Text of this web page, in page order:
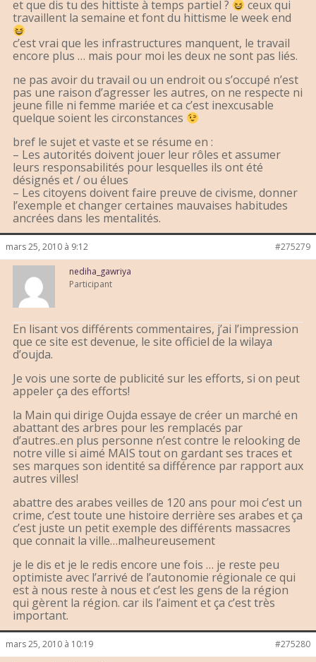
et que dis tu des hittiste à temps partiel ?
ceux qui
travaillent la semaine et font du hittisme le week end
c’est vrai que les infrastructures manquent, le travail
encore plus … mais pour moi les deux ne sont pas liés.
ne pas avoir du travail ou un endroit ou s’occupé n’est
pas une raison d’agresser les autres, on ne respecte ni
jeune fille ni femme mariée et ca c’est inexcusable
quelque soient les circonstances
bref le sujet et vaste et se résume en :
– Les autorités doivent jouer leur rôles et assumer
leurs responsabilités pour lesquelles ils ont été
désignés et / ou élues
– Les citoyens doivent faire preuve de civisme, donner
l’exemple et changer certaines mauvaises habitudes
ancrées dans les mentalités.
mars 25, 2010 à 9:12 #275279
nediha_gawriya
Participant
En lisant vos différents commentaires, j’ai l’impression
que ce site est devenue, le site officiel de la wilaya
d’oujda.
Je vois une sorte de publicité sur les efforts, si on peut
appeler ça des efforts!
la Main qui dirige Oujda essaye de créer un marché en
abattant des arbres pour les remplacés par
d’autres..en plus personne n’est contre le relooking de
notre ville si aimé MAIS tout on gardant ses traces et
ses marques son identité sa différence par rapport aux
autres villes!
abattre des arabes veilles de 120 ans pour moi c’est un
crime, c’est toute une histoire derrière ses arabes et ça
c’est juste un petit exemple des différents massacres
que connait la ville…malheureusement
je le dis et je le redis encore une fois … je reste peu
optimiste avec l’arrivé de l’autonomie régionale ce qui
est à nous reste à nous et c’est les gens de la région
qui gèrent la région. car ils l’aiment et ça c’est très
important.
mars 25, 2010 à 10:19 #275280